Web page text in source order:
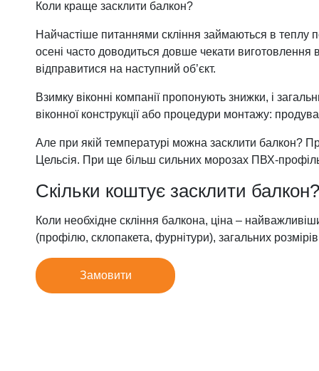
Коли краще засклити балкон?
Найчастіше питаннями скління займаються в теплу
осені часто доводиться довше чекати виготовлення
відправитися на наступний об’єкт.
Взимку віконні компанії пропонують знижки, і
віконної конструкції або процедури монтажу:
Але при якій температурі можна засклити балкон?
Цельсія. При ще більш сильних морозах ПВХ-
Скільки коштує засклити балкон?
Коли необхідне скління балкона, ціна –
(профілю, склопакета, фурнітури), загальних розмірів
Замовити